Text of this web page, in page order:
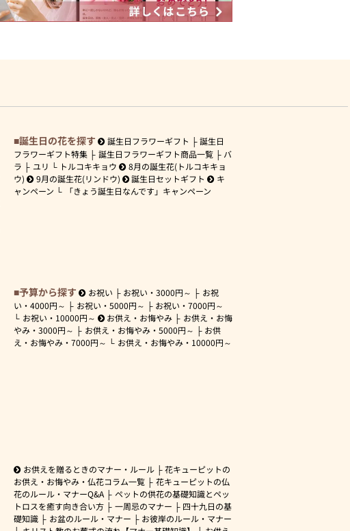
誕生日の花を探す 誕生日フラワーギフト
誕生日
フラワーギフト特集
誕生日フラワーギフト商品一覧
バ
ラ
ユリ トルコキキョウ
8月の誕生花(トルコキキョ
ウ)
9月の誕生花(リンドウ) 誕生日セットギフト
キ
ャンペーン
「きょう誕生日なんです」キャンペーン
予算から探す お祝い お祝い・3000円～
お祝
い・ 4000円～ お祝い・ 5000円～ お祝い・7000円～
お祝い・ 10000円～ お供え・お悔やみ
お供え・お悔
やみ・ 3000円～ お供え・お悔やみ・ 5000円～
お供
え・お悔やみ・ 7000円～ お供え・お悔やみ・ 10000円～
お供えを贈るときのマナー・ルール
花キューピットの
お供え・お悔やみ・仏花コラム一覧
花キューピットの仏
花のルール・マナーQ&A
ペットの供花の基礎知識とペッ
トロスを癒す向き合い方
一周忌のマナー
四十九日の基
礎知識
お盆のルール・マナー
お彼岸のルール・マナー